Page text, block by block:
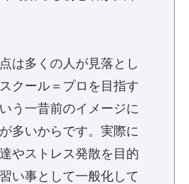
は多くの人が見落とし
クール＝プロを目指す
う一昔前のイメージに
多いからです。実際に
やストレス発散を目的
い事として一般化して